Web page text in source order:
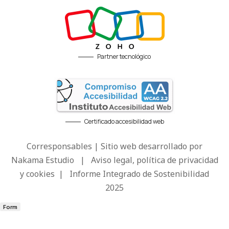
Partner tecnológico
Certificado accesibilidad web
Corresponsables | Sitio web desarrollado por
Nakama Estudio | Aviso legal, política de privacidad
y cookies | Informe Integrado de Sostenibilidad
2025
Form